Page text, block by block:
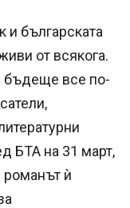
и българската
от всякога.
все по-
БТА на 31 март,
романът ѝ